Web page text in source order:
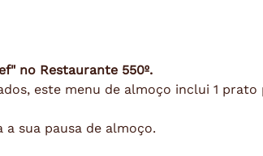
no Restaurante 550º.
este menu de almoço inclui 1 prato
sua pausa de almoço.